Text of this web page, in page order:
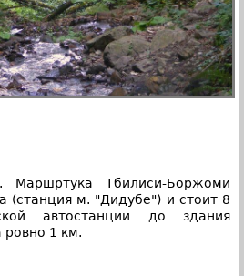
. Маршртука Тбилиси-Боржоми
(станция м. "Дидубе") и стоит 8
автостанции до здания
ровно 1 км.